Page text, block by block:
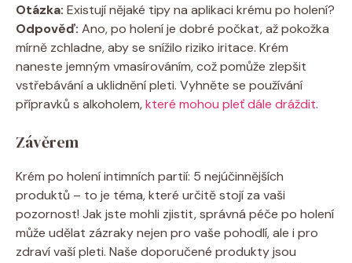
Otázka: Existují nějaké tipy na aplikaci krému po holení?
Odpověď: Ano, po holení je dobré počkat, až pokožka
mírně zchladne, aby se snížilo riziko iritace. Krém
naneste jemným vmasírováním, což pomůže zlepšit
vstřebávání a uklidnění pleti. Vyhněte se používání
přípravků s alkoholem,které mohou pleť dále dráždit.
Závěrem
Krém po holení intimních partií: 5 nejúčinnějších
produktů – to je téma, které určitě stojí za vaši
pozornost! Jak jste mohli zjistit, správná péče po holení
může udělat zázraky nejen pro vaše pohodlí, ale i pro
zdraví vaší pleti. Naše doporučené produkty jsou